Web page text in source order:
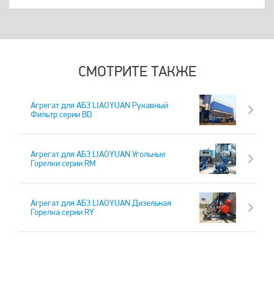
СМОТРИТЕ ТАКЖЕ
Агрегат для АБЗ LIAOYUAN Рукавный
Фильтр серии BD
Агрегат для АБЗ LIAOYUAN Угольные
Горелки серии RM
Агрегат для АБЗ LIAOYUAN Дизельная
Горелка серии RY